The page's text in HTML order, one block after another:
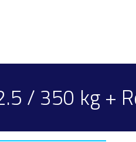
/ 350 kg +